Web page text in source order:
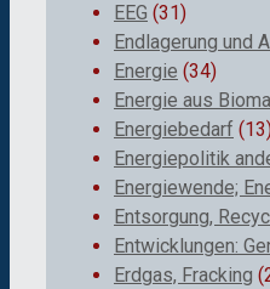
EEG (31)
Endlagerung und
Energie (34)
Energie aus
Energiebedarf
Energiepolitik
Energiewende;
Entsorgung,
Entwicklungen:
Erdgas, Fracking